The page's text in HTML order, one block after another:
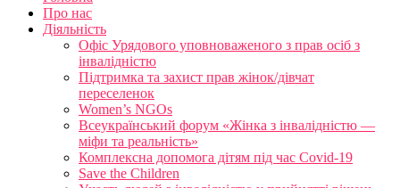
Про нас
Діяльність
Офіс Урядового уповноваженого з прав осіб з
інвалідністю
Підтримка та захист прав жінок/дівчат
переселенок
Women’s NGOs
Всеукраїнський форум «Жінка з інвалідністю —
міфи та реальність»
Комплексна допомога дітям під час Covid-19
Save the Children